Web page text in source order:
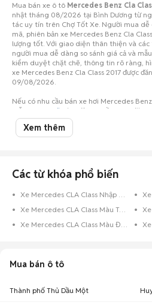
Mua bán xe ô tô Mercedes Benz Cla
nhật tháng 08/2026 tại Bình Dương từ
tác uy tín trên Chợ Tốt Xe. Người mua
mã, phiên bản xe Mercedes Benz Cla
lượng tốt. Với giao diện thân thiện và
người mua dễ dàng so sánh giá cả và
kiểm duyệt chặt chẽ, thông tin rõ ràng,
xe Mercedes Benz Cla Class 2017 được
09/08/2026.
Nếu có nhu cầu bán xe hơi Mercedes
mẫu
xe ô tô cũ nào, đừng ngần ngại
số lượng lớn người mua tiềm năng ở Bình
Xem thêm
Các từ khóa phổ biến
Xe Mercedes CLA Class Nhập Khẩu
Xe Mercedes CLA Class Màu Trắng
Xe Mercedes CLA Class Màu Đen
Mua bán ô tô
Thành phố Thủ Dầu Một